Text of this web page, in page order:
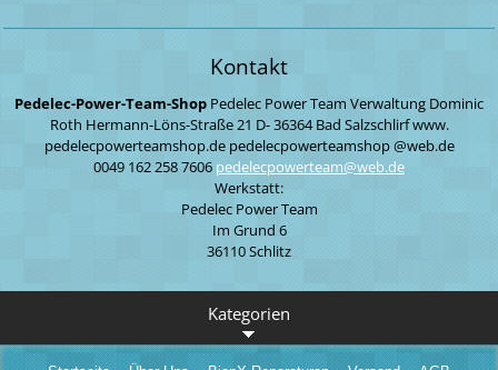
Kontakt
Pedelec-Power-Team-Shop Pedelec Power Team Verwaltung Dominic
Roth Hermann-Löns-Straße 21 D- 36364 Bad Salzschlirfwww.
pedelecpowerteamshop.depedelecpowerteamshop@web.de
0049 162 258 7606 pedelecpowerteam@web.de
Werkstatt:
Pedelec Power Team
Im Grund 6
36110 Schlitz
Kategorien